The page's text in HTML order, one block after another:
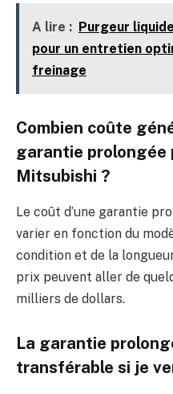
A lire : Purgeur
pour un entretien
freinage
Combien coûte
garantie prolongée
Mitsubishi ?
Le coût d’une garantie
varier en fonction du
condition et de la
prix peuvent aller de
milliers de dollars.
La garantie
transférable si je